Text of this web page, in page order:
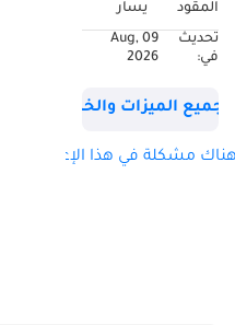
المقود
يسار
تحديث
في:
09 Aug,
2026
جميع الميزات والخصائص
مشكلة في هذا الإعلان؟